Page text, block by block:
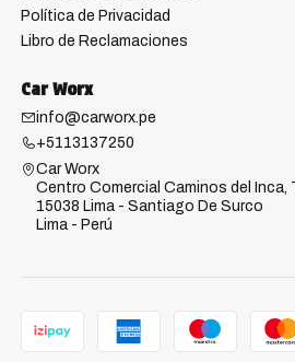
Política de Privacidad
Libro de Reclamaciones
Car Worx
info@carworx.pe
+5113137250
Car Worx
Centro Comercial Caminos del Inca,
15038 Lima - Santiago De Surco
Lima - Perú